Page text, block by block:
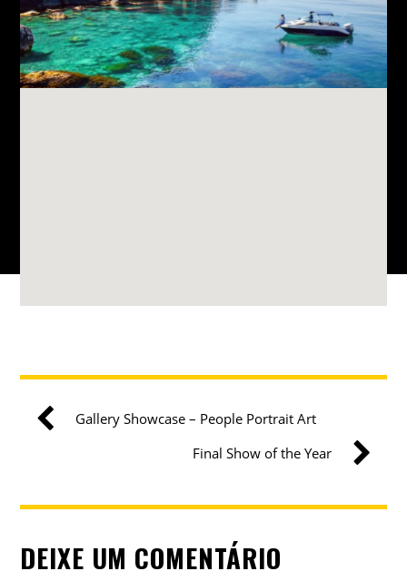
Gallery Showcase – People Portrait Art
Final Show of the Year
DEIXE UM COMENTÁRIO